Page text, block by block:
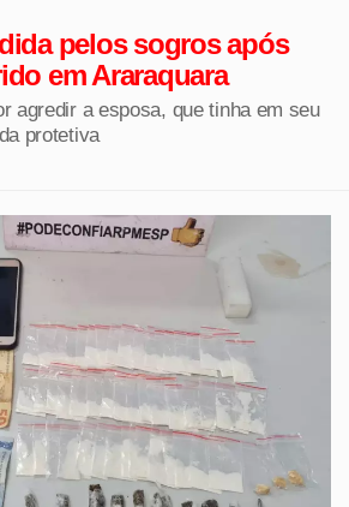
pelos sogros após
em Araraquara
agredir a esposa, que tinha em seu
protetiva